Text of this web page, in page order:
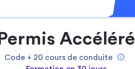
Permis Accéléré
Code + 20 cours de conduite